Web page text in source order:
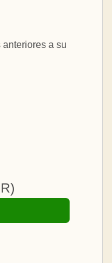
anteriores a su
)